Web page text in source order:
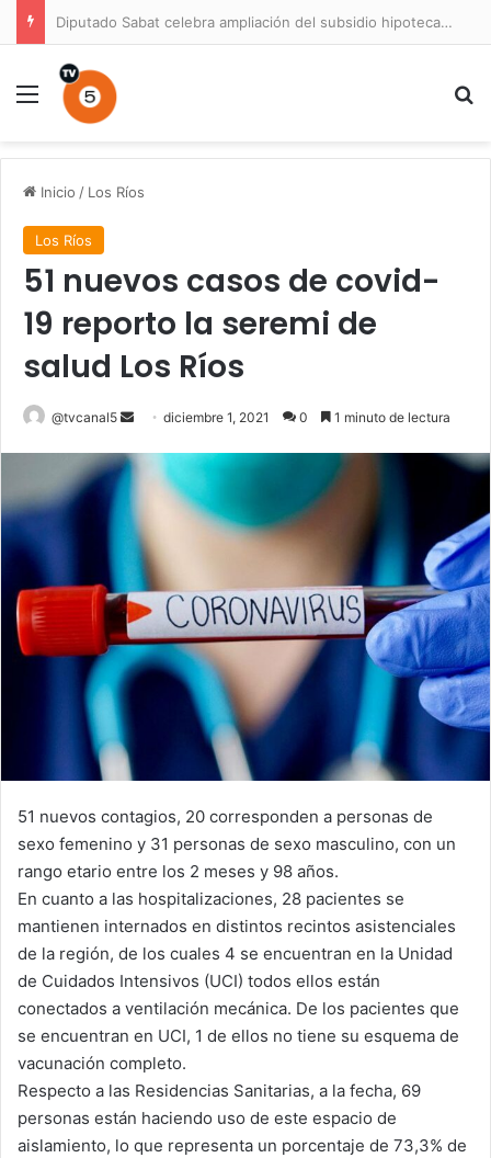
Diputado Sabat celebra ampliación del subsidio hipotecario con viviendas de hasta 6.000 UF
Menú
Inicio / Los Ríos
Los Ríos
51 nuevos casos de covid-
19 reporto la seremi de
salud Los Ríos
@tvcanal5
Send
email
diciembre 1, 2021 0 1 minuto de lectura
51 nuevos contagios, 20 corresponden a personas de
sexo femenino y 31 personas de sexo masculino, con un
rango etario entre los 2 meses y 98 años.
En cuanto a las hospitalizaciones, 28 pacientes se
mantienen internados en distintos recintos asistenciales
de la región, de los cuales 4 se encuentran en la Unidad
de Cuidados Intensivos (UCI) todos ellos están
conectados a ventilación mecánica. De los pacientes que
se encuentran en UCI, 1 de ellos no tiene su esquema de
vacunación completo.
Respecto a las Residencias Sanitarias, a la fecha, 69
personas están haciendo uso de este espacio de
aislamiento, lo que representa un porcentaje de 73,3% de